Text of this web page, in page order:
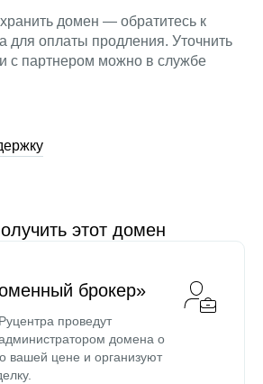
домен — обратитесь к
для оплаты продления. Уточнить
с партнером можно в службе
этот домен
брокер»
проведут
домена о
вашей цене и организуют